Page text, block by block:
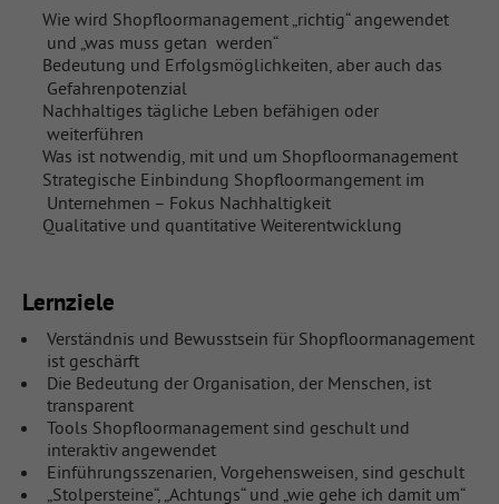
Wie wird Shopfloormanagement „richtig“ angewendet
und „was muss getan werden“
Bedeutung und Erfolgsmöglichkeiten, aber auch das
Gefahrenpotenzial
Nachhaltiges tägliche Leben befähigen oder
weiterführen
Was ist notwendig, mit und um Shopfloormanagement
Strategische Einbindung Shopfloormangement im
Unternehmen – Fokus Nachhaltigkeit
Qualitative und quantitative Weiterentwicklung
Lernziele
Verständnis und Bewusstsein für Shopfloormanagement
ist geschärft
Die Bedeutung der Organisation, der Menschen, ist
transparent
Tools Shopfloormanagement sind geschult und
interaktiv angewendet
Einführungsszenarien, Vorgehensweisen, sind geschult
„Stolpersteine“, „Achtungs“ und „wie gehe ich damit um“